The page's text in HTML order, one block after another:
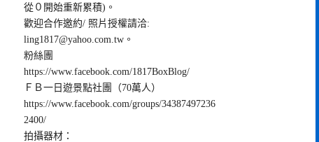
從０開始重新累積)。
歡迎合作邀約/ 照片授權請洽:
ling1817@yahoo.com.tw 。
粉絲團
https://www.facebook.com/1817BoxBlog/
ＦＢ一日遊景點社團（70萬人）
https://www.facebook.com/groups/34387497236
2400/
拍攝器材：